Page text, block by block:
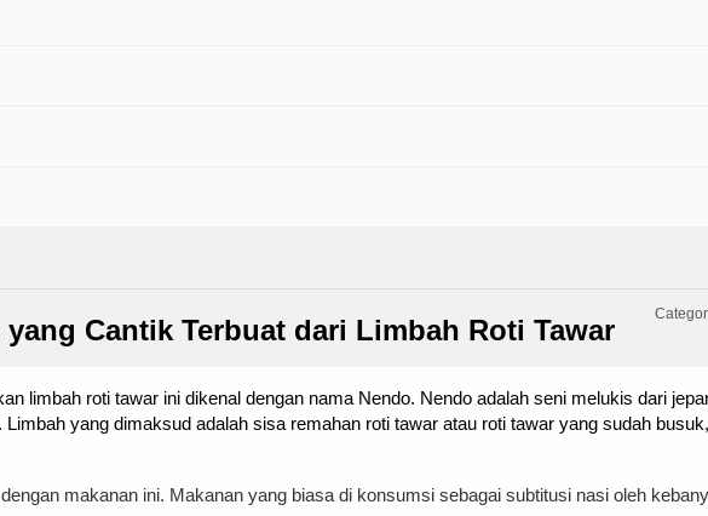
Cantik Terbuat dari Limbah Roti Tawar
limbah roti tawar ini dikenal dengan nama Nendo. Nendo adalah seni melukis dari
yang dimaksud adalah sisa remahan roti tawar atau roti tawar yang sudah
makanan ini. Makanan yang biasa di konsumsi sebagai subtitusi nasi oleh